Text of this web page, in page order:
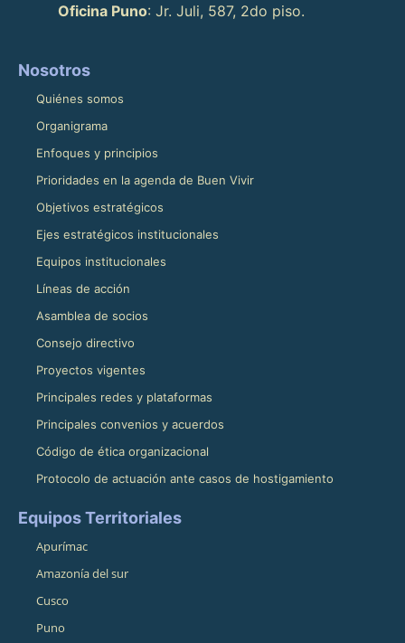
Oficina Puno: Jr. Juli, 587, 2do piso.
Nosotros
Quiénes somos
Organigrama
Enfoques y principios
Prioridades en la agenda de Buen Vivir
Objetivos estratégicos
Ejes estratégicos institucionales
Equipos institucionales
Líneas de acción
Asamblea de socios
Consejo directivo
Proyectos vigentes
Principales redes y plataformas
Principales convenios y acuerdos
Código de ética organizacional
Protocolo de actuación ante casos de hostigamiento
Equipos Territoriales
Apurímac
Amazonía del sur
Cusco
Puno